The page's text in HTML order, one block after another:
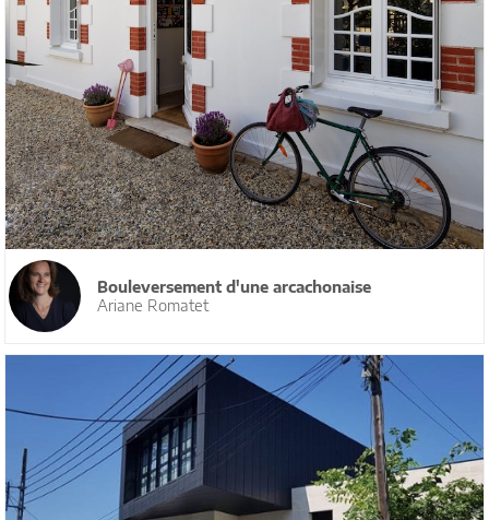
Bouleversement d'une arcachonaise
Ariane Romatet